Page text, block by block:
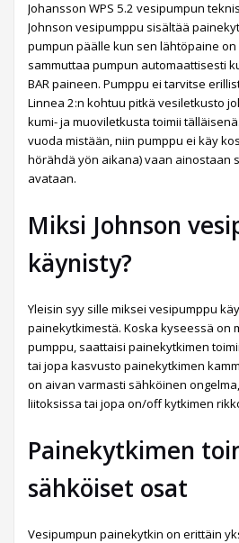
Johansson WPS 5.2 vesipumpun
Johnson vesipumppu sisältää
pumpun päälle kun sen lähtöpaine on
sammuttaa pumpun automaattisesti
BAR paineen. Pumppu ei tarvitse
Linnea 2:n kohtuu pitkä vesiletkusto
kumi- ja muoviletkusta toimii
vuoda mistään, niin pumppu ei käy
hörähdä yön aikana) vaan ainostaan
avataan.
Miksi Johnson
käynisty?
Yleisin syy sille miksei vesipumppu
painekytkimestä. Koska kyseessä on
pumppu, saattaisi painekytkimen
tai jopa kasvusto painekytkimen
on aivan varmasti sähköinen
liitoksissa tai jopa on/off kytkimen
Painekytkimen
sähköiset osat
Vesipumpun painekytkin on erittäin